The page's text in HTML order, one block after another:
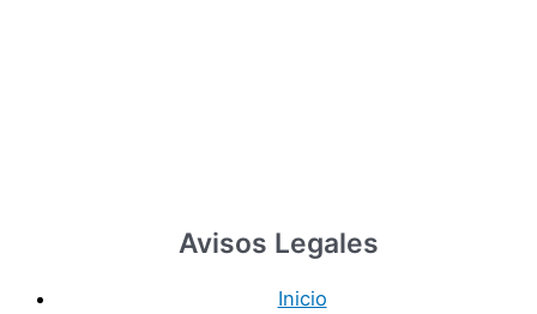
Avisos Legales
Inicio